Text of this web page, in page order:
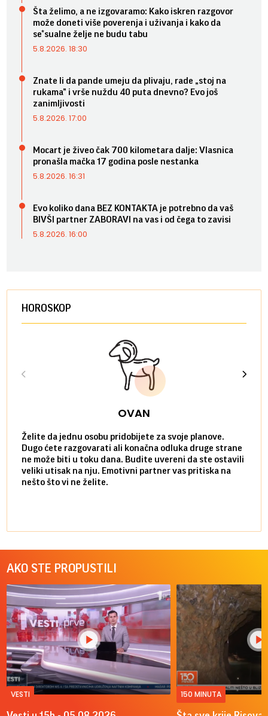
Šta želimo, a ne izgovaramo: Kako iskren razgovor
može doneti više poverenja i uživanja i kako da
se*sualne želje ne budu tabu
5.8.2026. 18:30
Znate li da pande umeju da plivaju, rade „stoj na
rukama” i vrše nuždu 40 puta dnevno? Evo još
zanimljivosti
5.8.2026. 17:00
Mocart je živeo čak 700 kilometara dalje: Vlasnica
pronašla mačka 17 godina posle nestanka
5.8.2026. 16:31
Evo koliko dana BEZ KONTAKTA je potrebno da vaš
BIVŠI partner ZABORAVI na vas i od čega to zavisi
5.8.2026. 16:00
HOROSKOP
OVAN
Želite da jednu osobu pridobijete za svoje planove.
Dugo ćete razgovarati ali konačna odluka druge strane
ne može biti u toku dana. Budite uvereni da ste ostavili
veliki utisak na nju. Emotivni partner vas pritiska na
nešto što vi ne želite.
AKO STE PROPUSTILI
VESTI 150 MINUTA